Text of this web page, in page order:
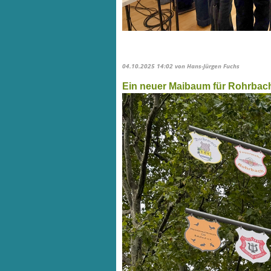
04.10.2025 14:02 von Hans-Jürgen Fuchs
Ein neuer Maibaum für